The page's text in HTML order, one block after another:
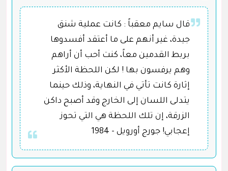
قال سايم معقباً : كانت عملية شنق
جيدة، غير أنهم على ما أعتقد أفسدوها
بربط القدمين معاً، كنت أحب أن أراهم
وهم يرفسون بها ! لكن اللحظة الأكثر
إثارة كانت تأتي في النهاية، وذلك حينما
يتدلى اللسان إلى الخارج وقد أصبح داكن
الزرقة، إن تلك اللحظة هي التي تحوز
إعجابي! جورج أورويل - 1984